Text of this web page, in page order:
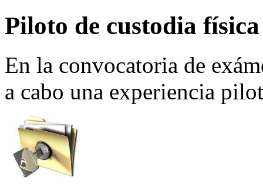
Piloto de custodia
En la convocatoria de
a cabo una experiencia